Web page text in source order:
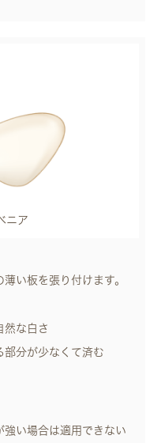
ニア
い板を張り付けます。
然な白さ
部分が少なくて済む
強い場合は適用できない